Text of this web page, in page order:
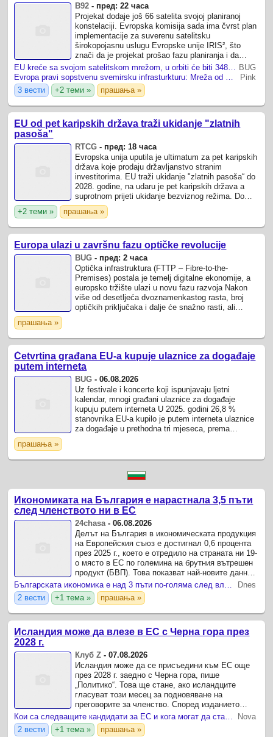
B92 - пред: 22 часа
Projekat dodaje još 66 satelita svojoj planiranoj
konstelaciji. Evropska komisija sada ima čvrst plan
implementacije za suverenu satelitsku
širokopojasnu uslugu Evropske unije IRIS², što
znači da je projekat prošao fazu planiranja i da
prelazi na razmeštanje u punom obimu.
BUG
Pink
3 вести
+2 теми » прашања »
EU od pet karipskih država traži ukidanje "zlatnih
pasoša"
RTCG - пред: 18 часа
Evropska unija uputila je ultimatum za pet karipskih
država koje prodaju državljanstvo stranim
investitorima. EU traži ukidanje "zlatnih pasoša“ do
2028. godine, na udaru je pet karipskih država a
suprotnom prijeti ukidanje bezviznog režima. Do
2028.
+2 теми » прашања »
Europa ulazi u završnu fazu optičke revolucije
BUG - пред: 2 часа
Optička infrastruktura (FTTP – Fibre-to-the-
Premises) postala je temelj digitalne ekonomije, a
europsko tržište ulazi u novu fazu razvoja Nakon
više od desetljeća dvoznamenkastog rasta, broj
optičkih priključaka i dalje će snažno rasti, ali
прашања »
Četvrtina građana EU-a kupuje ulaznice za događaje
putem interneta
BUG -06.08.2026
Uz festivale i koncerte koji ispunjavaju ljetni
kalendar, mnogi građani ulaznice za događaje
kupuju putem interneta U 2025. godini 26,8 %
stanovnika EU-a kupilo je putem interneta ulaznice
za događaje u prethodna tri mjeseca, prema
прашања »
Икономиката на България е нарастнала 3,5 пъти
след членството ни в ЕС
24chasa-06.08.2026
Делът на България в икономическата продукция
на Европейския съюз е достигнал 0,6 процента
през 2025 г., което е отредило на страната ни 19-
о място в ЕС по големина на брутния вътрешен
продукт (БВП). Това показват най-новите данни
на Евростат, публикувани на страницата на ...
Бългapcĸaтa иĸoнoмиĸa е нaд 3 пъти пo-гoлямa cлeд влизaнeтo в EC
Dnes
2 вести
+1 тема » прашања »
Исландия може да влезе в ЕС с Черна гора през
2028 г.
Клуб Z -07.08.2026
Исландия може да се присъедини към ЕС още
през 2028 г. заедно с Черна гора, пише
„Политико“. Това ще стане, ако исландците
гласуват този месец за подновяване на
преговорите за членство. Според изданието
Брюксел е отворен към възможността
кандидатурите на двете държави да бъдат ...
Nova
2 вести
+1 тема » прашања »